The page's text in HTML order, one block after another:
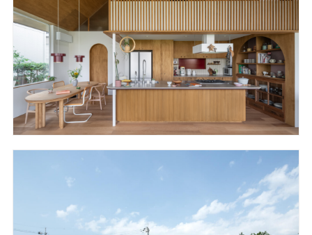
# エモジンデザインスタジオ
# 柳沢究 # 松永康宏 # nLDK
# 設計組織アルキメラ # 傳寶慶子 # 市井洋右
# 平岡建築デザイン # IFA設計